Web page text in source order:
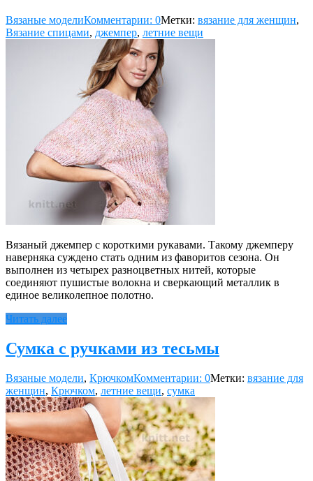
Вязаные моделиКомментарии: 0Метки: вязание для женщин,
Вязание спицами, джемпер, летние вещи
Вязаный джемпер с короткими рукавами. Такому джемперу
наверняка суждено стать одним из фаворитов сезона. Он
выполнен из четырех разноцветных нитей, которые
соединяют пушистые волокна и сверкающий металлик в
единое великолепное полотно.
Читать далее
Сумка с ручками из тесьмы
Вязаные модели, КрючкомКомментарии: 0Метки: вязание для
женщин, Крючком, летние вещи, сумка